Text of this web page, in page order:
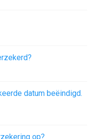
datum beëindigd.
op?